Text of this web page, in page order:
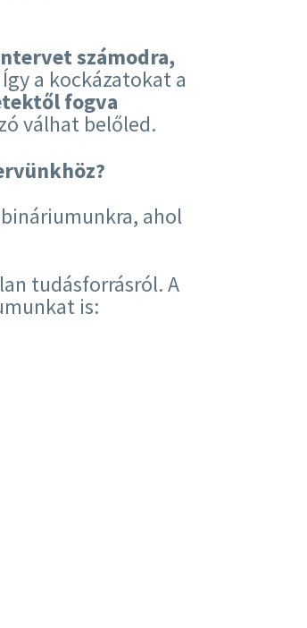
számodra,
a kockázatokat a
fogva
válhat belőled.
ahol
tudásforrásról. A
is: